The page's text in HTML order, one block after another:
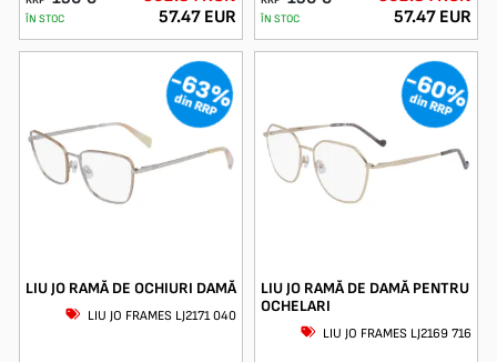
ÎN STOC
57.47 EUR
ÎN STOC
57.47 EUR
-63%
din RRP
LIU JO RAMĂ DE OCHIURI DAMĂ
LIU JO FRAMES LJ2171 040
-60%
din RRP
LIU JO RAMĂ DE DAMĂ PENTRU
OCHELARI
LIU JO FRAMES LJ2169 716